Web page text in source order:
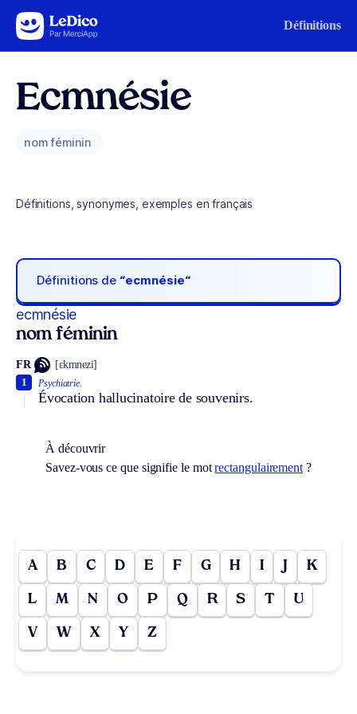
Aller au contenu Définitions
Ecmnésie
nom féminin
Définitions, synonymes, exemples en français
Définitions de “ecmnésie“
ecmnésie
nom féminin
FR [ɛkmnezi]
Psychiatrie.
Évocation hallucinatoire de souvenirs.
1
À découvrir
Savez-vous ce que signifie le motrectangulairement ?
A B C D E F G H I J K
L M N O P Q R S T U
V W X Y Z